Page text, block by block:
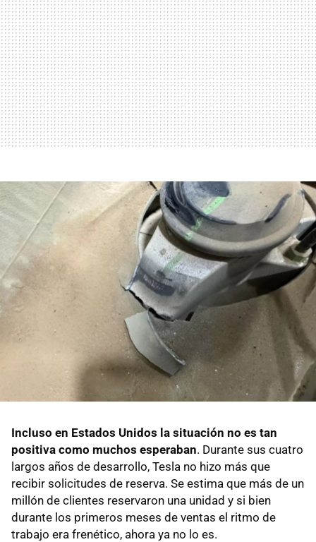
Incluso en Estados Unidos la situación no es tan
positiva como muchos esperaban. Durante sus cuatro
largos años de desarrollo, Tesla no hizo más que
recibir solicitudes de reserva. Se estima que más de un
millón de clientes reservaron una unidad y si bien
durante los primeros meses de ventas el ritmo de
trabajo era frenético, ahora ya no lo es.